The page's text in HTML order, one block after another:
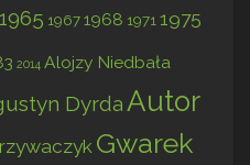
1965 19671968 1971 1975
2014 Alojzy Niedbała
Dyrda Autor
Gwarek